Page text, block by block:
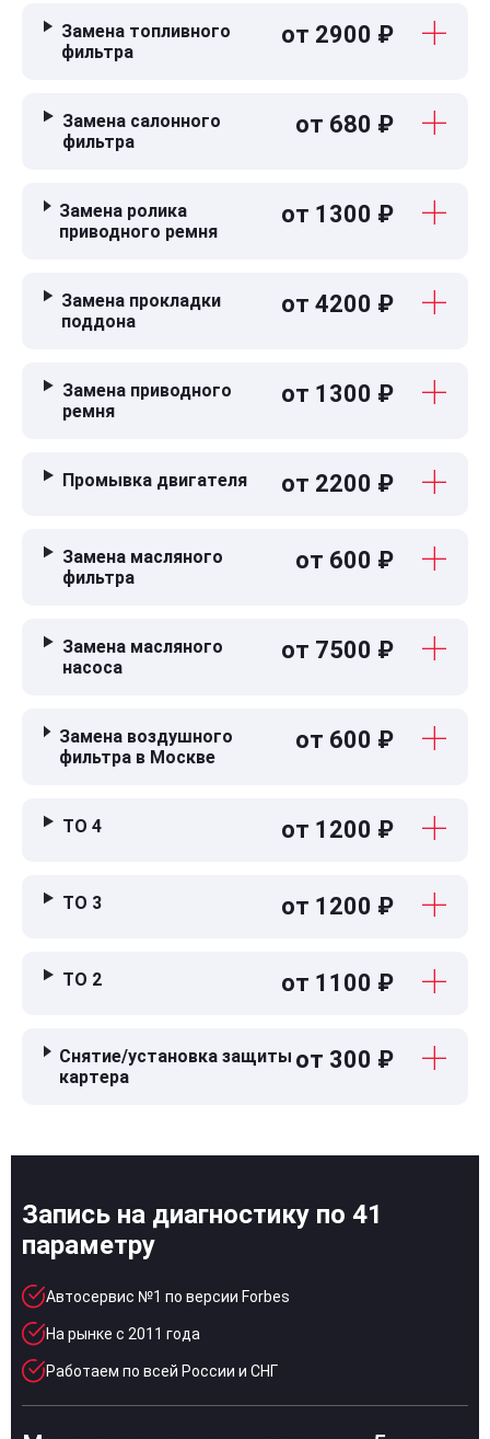
Замена топливного
фильтра
от 2900 ₽
Замена салонного
фильтра
от 680 ₽
Замена ролика
приводного ремня
от 1300 ₽
Замена прокладки
поддона
от 4200 ₽
Замена приводного
ремня
от 1300 ₽
Промывка двигателя от 2200 ₽
Замена масляного
фильтра
от 600 ₽
Замена масляного
насоса
от 7500 ₽
Замена воздушного
фильтра в Москве
от 600 ₽
ТО 4 от 1200 ₽
ТО 3 от 1200 ₽
ТО 2 от 1100 ₽
Снятие/установка защиты
картера
от 300 ₽
Запись на диагностику по 41
параметру
Автосервис №1 по версии Forbes
На рынке с 2011 года
Работаем по всей России и СНГ